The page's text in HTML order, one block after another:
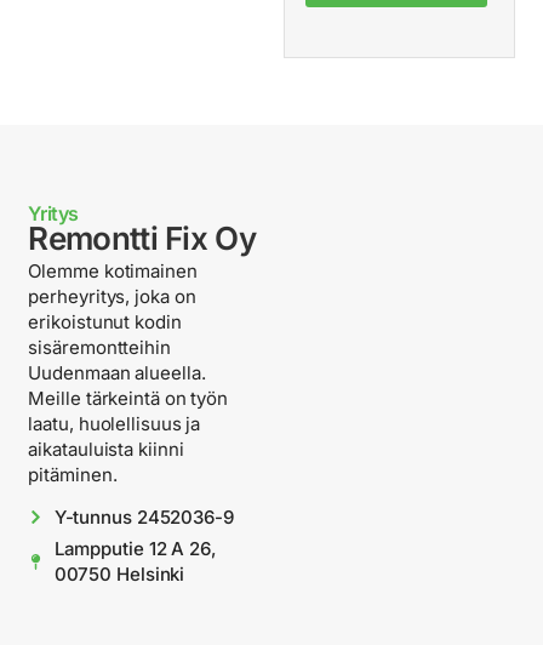
Yritys
Remontti Fix Oy
Olemme kotimainen
perheyritys, joka on
erikoistunut kodin
sisäremontteihin
Uudenmaan alueella.
Meille tärkeintä on työn
laatu, huolellisuus ja
aikatauluista kiinni
pitäminen.
Y-tunnus 2452036-9
Lampputie 12 A 26,
00750 Helsinki